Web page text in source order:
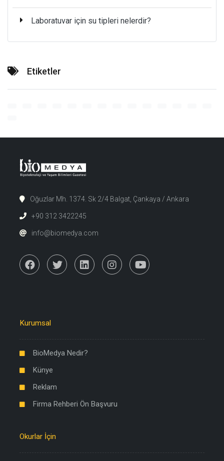
Laboratuvar için su tipleri nelerdir?
Etiketler
Oğuzlar Mh. 1374. Sk 2/4 Balgat, Çankaya / Ankara
+90 312 3422245
info@biomedya.com
Kurumsal
BioMedya Nedir?
Künye
Reklam
Firma Rehberi Ön Başvuru
Okurlar İçin